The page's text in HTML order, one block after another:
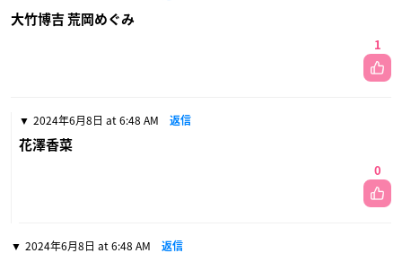
大竹博吉 荒岡めぐみ
1
2024年6月8日 at 6:48 AM 返信
花澤香菜
0
2024年6月8日 at 6:48 AM 返信